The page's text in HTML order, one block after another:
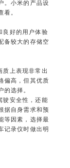
。小米的产品设
看。
良好的用户体验
备较大的存储空
质上表现非常出
偏高，但其优质
选择。
驶安全性，还能
据自身需求和预
等因素，选择最
记录仪时做出明